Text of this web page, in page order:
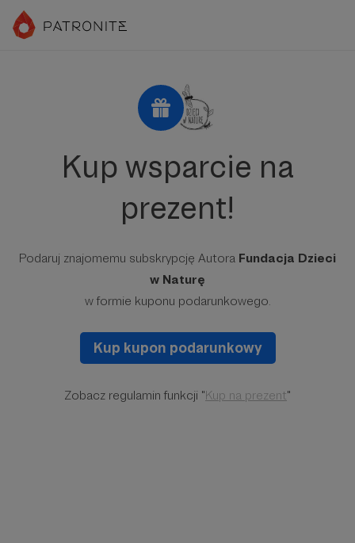
Kup wsparcie na
prezent!
Podaruj znajomemu subskrypcję Autora Fundacja Dzieci
w Naturę
w formie kuponu podarunkowego.
Kup kupon podarunkowy
Zobacz regulamin funkcji "Kup na prezent"